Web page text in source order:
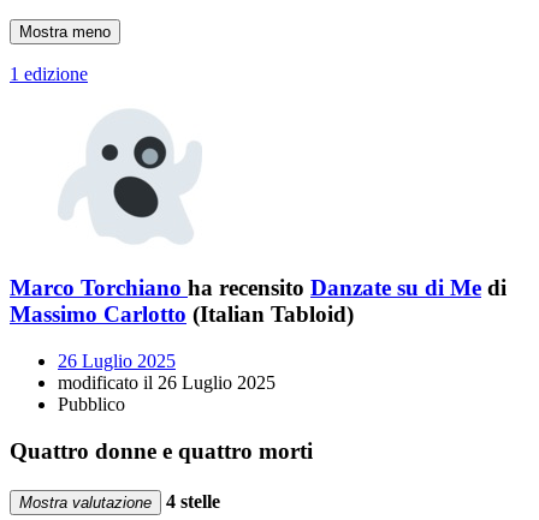
Mostra meno
1 edizione
Marco Torchiano ha recensito Danzate su di Me di
Massimo Carlotto (Italian Tabloid)
26 Luglio 2025
modificato il 26 Luglio 2025
Pubblico
Quattro donne e quattro morti
Mostra valutazione 4 stelle